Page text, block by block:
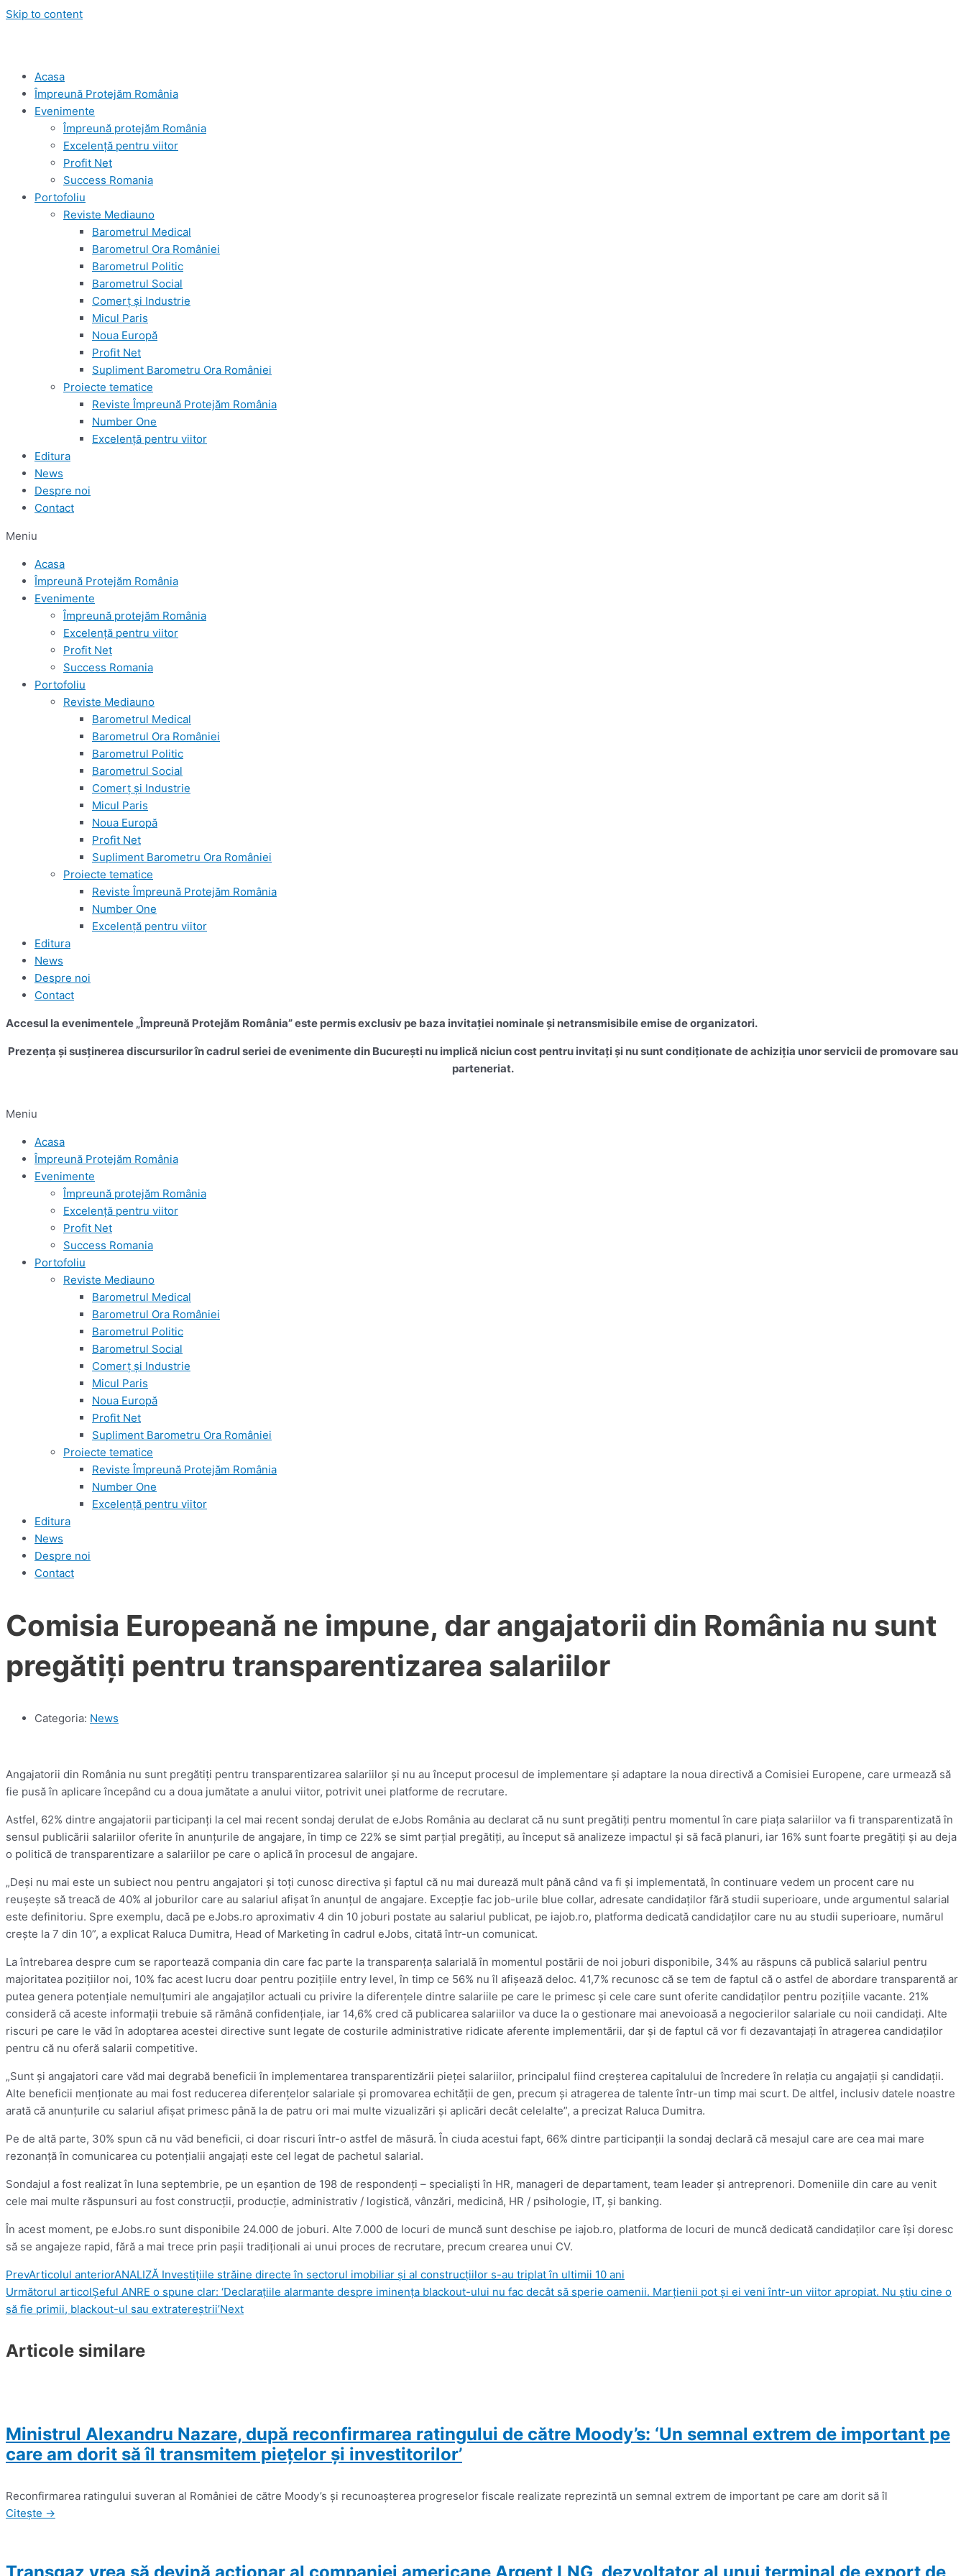
Skip to content
Acasa
Împreună Protejăm România
Evenimente
Împreună protejăm România
Excelență pentru viitor
Profit Net
Success Romania
Portofoliu
Reviste Mediauno
Barometrul Medical
Barometrul Ora României
Barometrul Politic
Barometrul Social
Comerț și Industrie
Micul Paris
Noua Europă
Profit Net
Supliment Barometru Ora României
Proiecte tematice
Reviste Împreună Protejăm România
Number One
Excelență pentru viitor
Editura
News
Despre noi
Contact
Meniu
Acasa
Împreună Protejăm România
Evenimente
Împreună protejăm România
Excelență pentru viitor
Profit Net
Success Romania
Portofoliu
Reviste Mediauno
Barometrul Medical
Barometrul Ora României
Barometrul Politic
Barometrul Social
Comerț și Industrie
Micul Paris
Noua Europă
Profit Net
Supliment Barometru Ora României
Proiecte tematice
Reviste Împreună Protejăm România
Number One
Excelență pentru viitor
Editura
News
Despre noi
Contact
Accesul la evenimentele „Împreună Protejăm România” este permis exclusiv pe baza invitației nominale și netransmisibile emise de organizatori.
Prezența și susținerea discursurilor în cadrul seriei de evenimente din București nu implică niciun cost pentru invitați și nu sunt condiționate de achiziția unor servicii de promovare sau
parteneriat.
Meniu
Acasa
Împreună Protejăm România
Evenimente
Împreună protejăm România
Excelență pentru viitor
Profit Net
Success Romania
Portofoliu
Reviste Mediauno
Barometrul Medical
Barometrul Ora României
Barometrul Politic
Barometrul Social
Comerț și Industrie
Micul Paris
Noua Europă
Profit Net
Supliment Barometru Ora României
Proiecte tematice
Reviste Împreună Protejăm România
Number One
Excelență pentru viitor
Editura
News
Despre noi
Contact
Comisia Europeană ne impune, dar angajatorii din România nu sunt
pregătiţi pentru transparentizarea salariilor
Categoria: News
Angajatorii din România nu sunt pregătiţi pentru transparentizarea salariilor şi nu au început procesul de implementare şi adaptare la noua directivă a Comisiei Europene, care urmează să
fie pusă în aplicare începând cu a doua jumătate a anului viitor, potrivit unei platforme de recrutare.
Astfel, 62% dintre angajatorii participanţi la cel mai recent sondaj derulat de eJobs România au declarat că nu sunt pregătiţi pentru momentul în care piaţa salariilor va fi transparentizată în
sensul publicării salariilor oferite în anunţurile de angajare, în timp ce 22% se simt parţial pregătiţi, au început să analizeze impactul şi să facă planuri, iar 16% sunt foarte pregătiţi şi au deja
o politică de transparentizare a salariilor pe care o aplică în procesul de angajare.
„Deşi nu mai este un subiect nou pentru angajatori şi toţi cunosc directiva şi faptul că nu mai durează mult până când va fi şi implementată, în continuare vedem un procent care nu
reuşeşte să treacă de 40% al joburilor care au salariul afişat în anunţul de angajare. Excepţie fac job-urile blue collar, adresate candidaţilor fără studii superioare, unde argumentul salarial
este definitoriu. Spre exemplu, dacă pe eJobs.ro aproximativ 4 din 10 joburi postate au salariul publicat, pe iajob.ro, platforma dedicată candidaţilor care nu au studii superioare, numărul
creşte la 7 din 10”, a explicat Raluca Dumitra, Head of Marketing în cadrul eJobs, citată într-un comunicat.
La întrebarea despre cum se raportează compania din care fac parte la transparenţa salarială în momentul postării de noi joburi disponibile, 34% au răspuns că publică salariul pentru
majoritatea poziţiilor noi, 10% fac acest lucru doar pentru poziţiile entry level, în timp ce 56% nu îl afişează deloc. 41,7% recunosc că se tem de faptul că o astfel de abordare transparentă ar
putea genera potenţiale nemulţumiri ale angajaţilor actuali cu privire la diferenţele dintre salariile pe care le primesc şi cele care sunt oferite candidaţilor pentru poziţiile vacante. 21%
consideră că aceste informaţii trebuie să rămână confidenţiale, iar 14,6% cred că publicarea salariilor va duce la o gestionare mai anevoioasă a negocierilor salariale cu noii candidaţi. Alte
riscuri pe care le văd în adoptarea acestei directive sunt legate de costurile administrative ridicate aferente implementării, dar şi de faptul că vor fi dezavantajaţi în atragerea candidaţilor
pentru că nu oferă salarii competitive.
„Sunt şi angajatori care văd mai degrabă beneficii în implementarea transparentizării pieţei salariilor, principalul fiind creşterea capitalului de încredere în relaţia cu angajaţii şi candidaţii.
Alte beneficii menţionate au mai fost reducerea diferenţelor salariale şi promovarea echităţii de gen, precum şi atragerea de talente într-un timp mai scurt. De altfel, inclusiv datele noastre
arată că anunţurile cu salariul afişat primesc până la de patru ori mai multe vizualizări şi aplicări decât celelalte”, a precizat Raluca Dumitra.
Pe de altă parte, 30% spun că nu văd beneficii, ci doar riscuri într-o astfel de măsură. În ciuda acestui fapt, 66% dintre participanţii la sondaj declară că mesajul care are cea mai mare
rezonanţă în comunicarea cu potenţialii angajaţi este cel legat de pachetul salarial.
Sondajul a fost realizat în luna septembrie, pe un eşantion de 198 de respondenţi – specialişti în HR, manageri de departament, team leader şi antreprenori. Domeniile din care au venit
cele mai multe răspunsuri au fost construcţii, producţie, administrativ / logistică, vânzări, medicină, HR / psihologie, IT, şi banking.
În acest moment, pe eJobs.ro sunt disponibile 24.000 de joburi. Alte 7.000 de locuri de muncă sunt deschise pe iajob.ro, platforma de locuri de muncă dedicată candidaţilor care îşi doresc
să se angajeze rapid, fără a mai trece prin paşii tradiţionali ai unui proces de recrutare, precum crearea unui CV.
PrevArticolul anteriorANALIZĂ Investiţiile străine directe în sectorul imobiliar şi al construcţiilor s-au triplat în ultimii 10 ani
Următorul articolȘeful ANRE o spune clar: ‘Declaraţiile alarmante despre iminenţa blackout-ului nu fac decât să sperie oamenii. Marţienii pot şi ei veni într-un viitor apropiat. Nu ştiu cine o
să fie primii, blackout-ul sau extratereştrii’Next
Articole similare
Ministrul Alexandru Nazare, după reconfirmarea ratingului de către Moody’s: ‘Un semnal extrem de important pe
care am dorit să îl transmitem pieţelor şi investitorilor’
Reconfirmarea ratingului suveran al României de către Moody’s şi recunoaşterea progreselor fiscale realizate reprezintă un semnal extrem de important pe care am dorit să îl
Citește →